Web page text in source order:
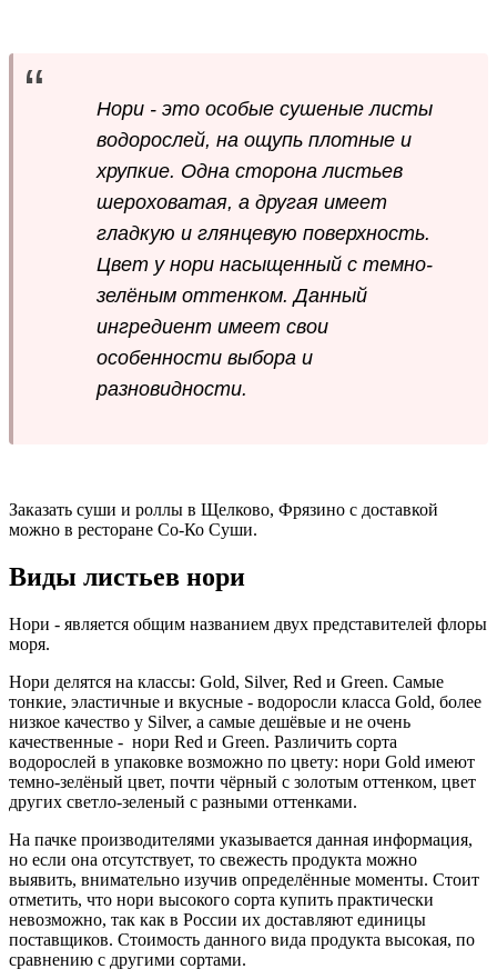
Нори - это особые сушеные листы
водорослей, на ощупь плотные и
хрупкие. Одна сторона листьев
шероховатая, а другая имеет
гладкую и глянцевую поверхность.
Цвет у нори насыщенный с темно-
зелёным оттенком. Данный
ингредиент имеет свои
особенности выбора и
разновидности.
Заказать суши и роллы в Щелково, Фрязино с доставкой
можно в ресторане Со-Ко Суши.
Виды листьев нори
Нори - является общим названием двух представителей флоры
моря.
Нори делятся на классы: Gold, Silver, Red и Green. Самые
тонкие, эластичные и вкусные - водоросли класса Gold, более
низкое качество у Silver, а самые дешёвые и не очень
качественные - нори Red и Green. Различить сорта
водорослей в упаковке возможно по цвету: нори Gold имеют
темно-зелёный цвет, почти чёрный с золотым оттенком, цвет
других светло-зеленый с разными оттенками.
На пачке производителями указывается данная информация,
но если она отсутствует, то свежесть продукта можно
выявить, внимательно изучив определённые моменты. Стоит
отметить, что нори высокого сорта купить практически
невозможно, так как в России их доставляют единицы
поставщиков. Стоимость данного вида продукта высокая, по
сравнению с другими сортами.